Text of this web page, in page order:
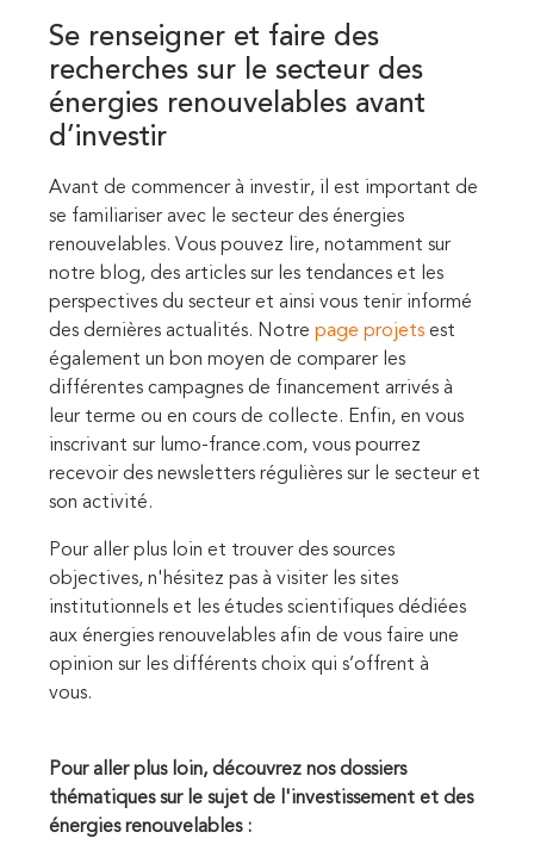
Se renseigner et faire des
recherches sur le secteur des
énergies renouvelables avant
d’investir
Avant de commencer à investir, il est important de
se familiariser avec le secteur des énergies
renouvelables. Vous pouvez lire, notamment sur
notre blog, des articles sur les tendances et les
perspectives du secteur et ainsi vous tenir informé
des dernières actualités. Notre page projets est
également un bon moyen de comparer les
différentes campagnes de financement arrivés à
leur terme ou en cours de collecte. Enfin, en vous
inscrivant sur lumo-france.com, vous pourrez
recevoir des newsletters régulières sur le secteur et
son activité.
Pour aller plus loin et trouver des sources
objectives, n'hésitez pas à visiter les sites
institutionnels et les études scientifiques dédiées
aux énergies renouvelables afin de vous faire une
opinion sur les différents choix qui s’offrent à
vous.
Pour aller plus loin, découvrez nos dossiers
thématiques sur le sujet de l'investissement et des
énergies renouvelables :